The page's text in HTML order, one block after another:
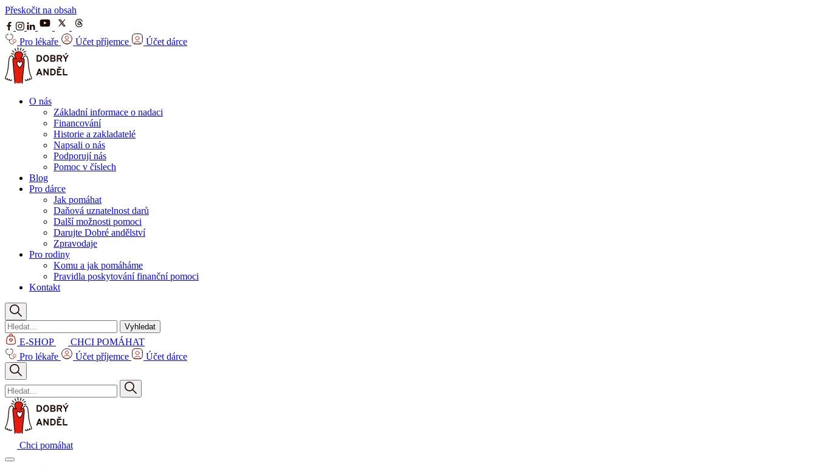
Přeskočit na obsah
Pro lékaře Účet příjemce Účet dárce
O nás
Základní informace o nadaci
Financování
Historie a zakladatelé
Napsali o nás
Podporují nás
Pomoc v číslech
Blog
Pro dárce
Jak pomáhat
Daňová uznatelnost darů
Další možnosti pomoci
Darujte Dobré andělství
Zpravodaje
Pro rodiny
Komu a jak pomáháme
Pravidla poskytování finanční pomoci
Kontakt
Vyhledat
E-SHOP
CHCI POMÁHAT
Pro lékaře
Účet příjemce Účet dárce
Chci pomáhat